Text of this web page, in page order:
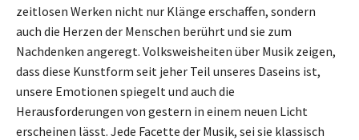
zeitlosen Werken nicht nur Klänge erschaffen, sondern
auch die Herzen der Menschen berührt und sie zum
Nachdenken angeregt. Volksweisheiten über Musik zeigen,
dass diese Kunstform seit jeher Teil unseres Daseins ist,
unsere Emotionen spiegelt und auch die
Herausforderungen von gestern in einem neuen Licht
erscheinen lässt. Jede Facette der Musik, sei sie klassisch